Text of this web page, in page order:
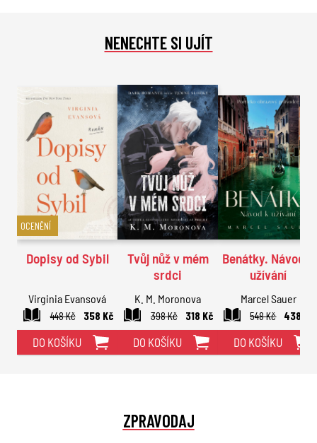
NENECHTE SI UJÍT
OCENĚNÍ
Dopisy od Sybil
Virginia Evansová
448 Kč
358 Kč
DO KOŠÍKU
Tvůj nůž v mém
srdci
K. M. Moronova
398 Kč
318 Kč
DO KOŠÍKU
Benátky. Návod k
užívání
Marcel Sauer
548 Kč
438 Kč
DO KOŠÍKU
ZPRAVODAJ